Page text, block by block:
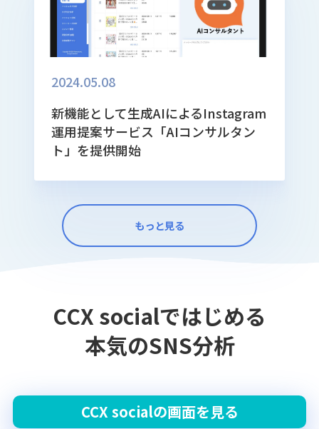
2024.05.08
新機能として生成AIによるInstagram
運用提案サービス「AIコンサルタン
ト」を提供開始
もっと見る
CCX socialではじめる
本気のSNS分析
CCX socialの画面を見る